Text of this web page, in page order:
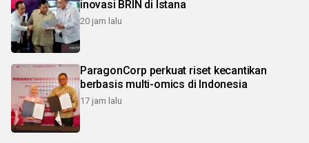
inovasi BRIN di Istana
20 jam lalu
ParagonCorp perkuat riset kecantikan
berbasis multi-omics di Indonesia
17 jam lalu